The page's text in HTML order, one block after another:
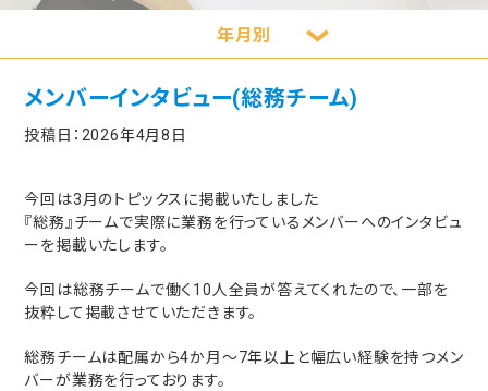
年月別
メンバーインタビュー(総務チーム)
投稿日： 2026年4月8日
今回は3月のトピックスに掲載いたしました
『総務』チームで実際に業務を行っているメンバーへのインタビュ
ーを掲載いたします。
今回は総務チームで働く10人全員が答えてくれたので、一部を
抜粋して掲載させていただきます。
総務チームは配属から4か月～7年以上と幅広い経験を持つメン
バーが業務を行っております。